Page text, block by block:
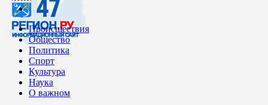
Происшествия
Общество
Политика
Спорт
Культура
Наука
О важном